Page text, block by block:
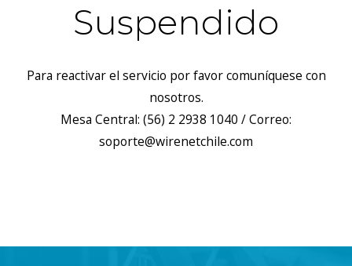
Suspendido
Para reactivar el servicio por favor comuníquese con
nosotros.
Mesa Central: (56) 2 2938 1040 / Correo:
soporte@wirenetchile.com